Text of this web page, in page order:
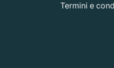
Termini e